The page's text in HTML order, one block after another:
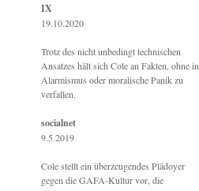
IX
19.10.2020
Trotz des nicht unbedingt technischen
Ansatzes hält sich Cole an Fakten, ohne in
Alarmismus oder moralische Panik zu
verfallen.
socialnet
9.5.2019
Cole stellt ein überzeugendes Plädoyer
gegen die GAFA-Kultur vor, die